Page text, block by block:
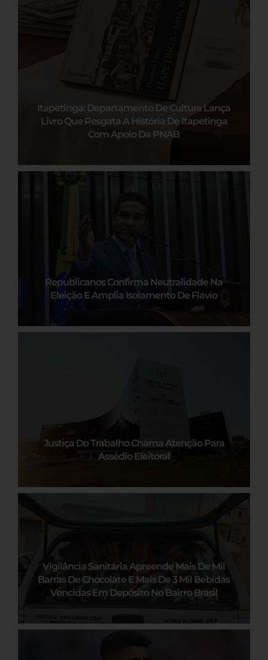
Itapetinga: Departamento De Cultura Lança
Livro Que Resgata A História De Itapetinga
Com Apoio Da PNAB
Republicanos Confirma Neutralidade Na
Eleição E Amplia Isolamento De Flávio
Justiça Do Trabalho Chama Atenção Para
Assédio Eleitoral
Vigilância Sanitária Apreende Mais De Mil
Barras De Chocolate E Mais De 3 Mil Bebidas
Vencidas Em Depósito No Bairro Brasil